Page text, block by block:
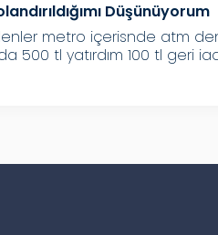
Düşünüyorum
metro içerisnde atm
500 tl yatırdım 100 tl geri